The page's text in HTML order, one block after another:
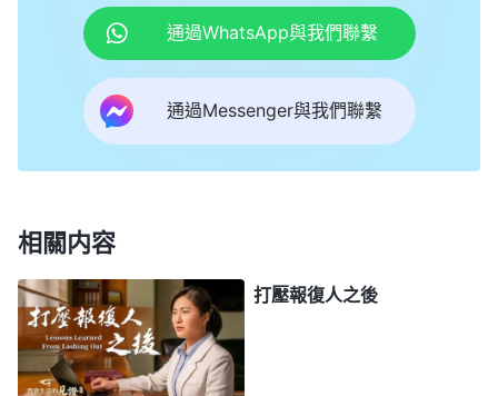
來，我明白神不喜歡看到我這種滿腹怨氣的樣子，而
是希望我能够安静下來先反省自己工作中存在的偏
差、問題，接受帶領的監督、指點。看到神説對工作
負責的帶領工人會跟進了解每個人的工作，發現工作
中的問題、偏差能够及時給予指點、糾正，有時候態
責，是為了把工作作好，這是一個合格的帶領該做
地接受過來，而自己面對帶領的監督指點首先就是抵
觸，在心裏為自己講理辯解，想挽回自己的臉面，我
這哪有一點兒接受的態度呀？想想自己剛被選作組
通過WhatsApp與我們聯繫
通過Messenger與我們聯繫
相關内容
打壓報復人之後